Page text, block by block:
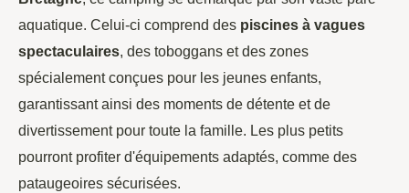
aquatique. Celui-ci comprend des piscines à vagues
spectaculaires, des toboggans et des zones
spécialement conçues pour les jeunes enfants,
garantissant ainsi des moments de détente et de
divertissement pour toute la famille. Les plus petits
pourront profiter d'équipements adaptés, comme des
pataugeoires sécurisées.